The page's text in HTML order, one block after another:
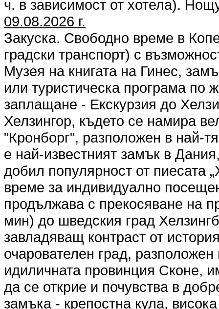
ч. в зависимост от хотела).
09.08.2026 г.
Закуска. Свободно време в
градски транспорт) с
Музея на книгата на Гинес,
или туристическа програма
заплащане - Екскурзия до
Хелзингор, където се намира
"Кронборг", разположен в най-
е най-известният замък в
добил популярност от пиесата
време за индивидуално
продължава с прекосяване на
мин) до шведския град
завладяващ контраст от
очарователен град,
идиличната провинция Сконе,
да се открие и почувства в
замъка - крепостна кула,